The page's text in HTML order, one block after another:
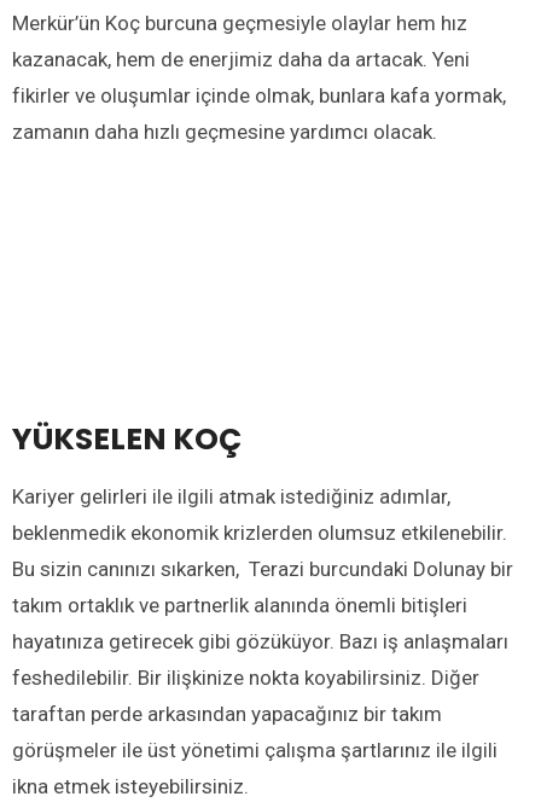
Merkür’ün Koç burcuna geçmesiyle olaylar hem hız
kazanacak, hem de enerjimiz daha da artacak. Yeni
fikirler ve oluşumlar içinde olmak, bunlara kafa yormak,
zamanın daha hızlı geçmesine yardımcı olacak.
YÜKSELEN KOÇ
Kariyer gelirleri ile ilgili atmak istediğiniz adımlar,
beklenmedik ekonomik krizlerden olumsuz etkilenebilir.
Bu sizin canınızı sıkarken, Terazi burcundaki Dolunay bir
takım ortaklık ve partnerlik alanında önemli bitişleri
hayatınıza getirecek gibi gözüküyor. Bazı iş anlaşmaları
feshedilebilir. Bir ilişkinize nokta koyabilirsiniz. Diğer
taraftan perde arkasından yapacağınız bir takım
görüşmeler ile üst yönetimi çalışma şartlarınız ile ilgili
ikna etmek isteyebilirsiniz.